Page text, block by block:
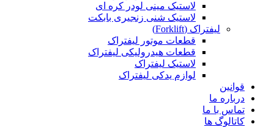
لاستیک مینی لودر کره ای
لاستیک شنی زنجیری بابکت
لیفتراک (Forklift)
قطعات موتور لیفتراک
قطعات هیدرولیکی لیفتراک
لاستیک لیفتراک
لوازم یدکی لیفتراک
قوانین
درباره ما
تماس با ما
کاتالوگ ها